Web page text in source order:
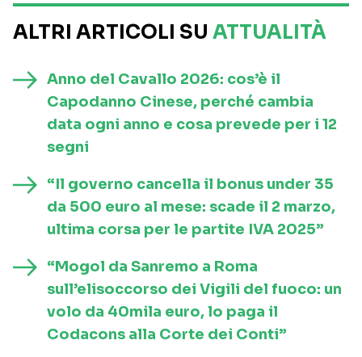
ALTRI ARTICOLI SU ATTUALITÀ
Anno del Cavallo 2026: cos’è il
Capodanno Cinese, perché cambia
data ogni anno e cosa prevede per i 12
segni
“Il governo cancella il bonus under 35
da 500 euro al mese: scade il 2 marzo,
ultima corsa per le partite IVA 2025”
“Mogol da Sanremo a Roma
sull’elisoccorso dei Vigili del fuoco: un
volo da 40mila euro, lo paga il
Codacons alla Corte dei Conti”